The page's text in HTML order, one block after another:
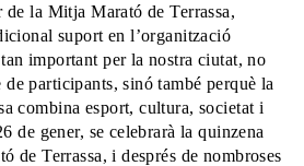
de la Mitja Marató de Terrassa,
suport en l’organització
important per la nostra ciutat, no
participants, sinó també perquè la
combina esport, cultura, societat i
de gener, se celebrarà la quinzena
de Terrassa, i després de nombroses